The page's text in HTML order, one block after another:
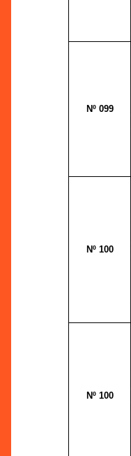
Nº 099
Nº 100
Nº 100